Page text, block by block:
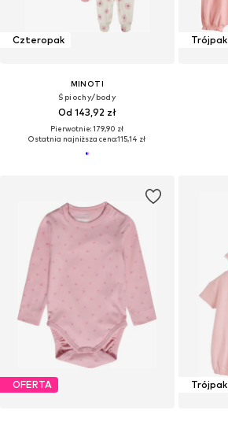
Czteropak
MINOTI
Śpiochy/body
Od 143,92 zł
Pierwotnie: 179,90 zł
Ostatnia najniższa cena:115,14 zł
Trójpak
OFERTA Trójpak